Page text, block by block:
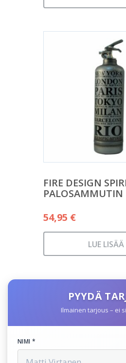
FIRE DESIGN
PALOSAMMUTIN
54,95 €
LUE
PYYDÄ
Ilmainen tarjous – ei
NIMI *